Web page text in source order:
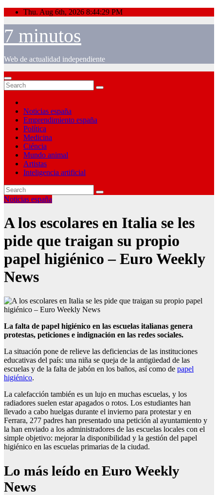
Skip
content
Thu. Aug 6th, 2026 8:44:30 PM
7 minutos
Web de actualidad independiente
Noticias españa
Emprendimiento españa
Política
Medicina
Ciéncia
Mundo animal
Artistas
Inteligencia artificial
Noticias españa
A los escolares en Italia se les
pide que traigan su propio
papel higiénico – Euro Weekly
News
La falta de papel higiénico en las escuelas italianas genera
protestas, peticiones e indignación en las redes sociales.
La situación pone de relieve las deficiencias de las instituciones
educativas del país: una niña se queja de la antigüedad de las
escuelas y de la falta de jabón en los baños, así como de papel
higiénico.
La calefacción también es un lujo en muchas escuelas, y los
radiadores suelen estar apagados o rotos. Los estudiantes han
llevado a cabo huelgas durante el invierno para protestar y en
Ferrara, 277 padres han presentado una petición al ayuntamiento y
la han enviado a los administradores de las escuelas locales con el
simple objetivo: mejorar la disponibilidad y la gestión del papel
higiénico en las escuelas primarias de la ciudad.
Lo más leído en Euro Weekly
News